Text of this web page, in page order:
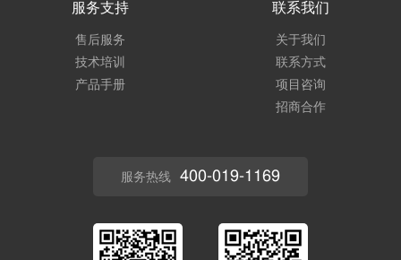
服务支持
售后服务
技术培训
产品手册
联系我们
关于我们
联系方式
项目咨询
招商合作
服务热线 400-019-1169